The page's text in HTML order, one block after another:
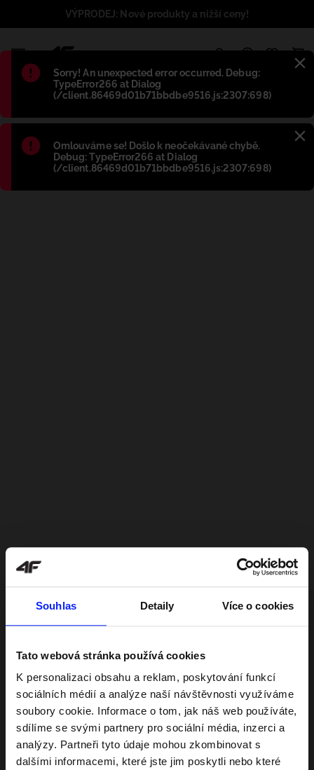
Souhlas Detaily Více o cookies
Tato webová stránka používá cookies
K personalizaci obsahu a reklam, poskytování funkcí
sociálních médií a analýze naší návštěvnosti využíváme
soubory cookie. Informace o tom, jak náš web používáte,
sdílíme se svými partnery pro sociální média, inzerci a
analýzy. Partneři tyto údaje mohou zkombinovat s
dalšími informacemi, které jste jim poskytli nebo které
Błąd:
Sorry! An unexpected error occurred. Debug:
TypeError266 at Dialog
(/client.86469d01b71bbdbe9516.js:2307:698)
Błąd:
Omlouváme se! Došlo k neočekávané chybě.
Debug: TypeError266 at Dialog
(/client.86469d01b71bbdbe9516.js:2307:698)
VÝPRODEJ: Nové produkty a nižší ceny!